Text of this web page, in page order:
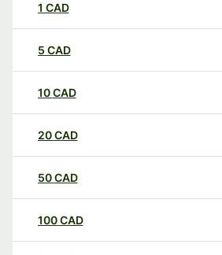
1 CAD
5 CAD
10CAD
20CAD
50CAD
100CAD